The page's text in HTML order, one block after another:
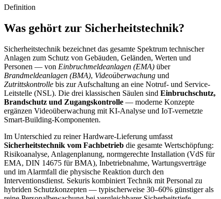
Definition
Was gehört zur Sicherheitstechnik?
Sicherheitstechnik bezeichnet das gesamte Spektrum technischer
Anlagen zum Schutz von Gebäuden, Geländen, Werten und
Personen — von Einbruchmeldeanlagen (EMA) über
Brandmeldeanlagen (BMA), Videoüberwachung und
Zutrittskontrolle bis zur Aufschaltung an eine Notruf- und Service-
Leitstelle (NSL). Die drei klassischen Säulen sind Einbruchschutz,
Brandschutz und Zugangskontrolle — moderne Konzepte
ergänzen Videoüberwachung mit KI-Analyse und IoT-vernetzte
Smart-Building-Komponenten.
Im Unterschied zu reiner Hardware-Lieferung umfasst
Sicherheitstechnik vom Fachbetrieb die gesamte Wertschöpfung:
Risikoanalyse, Anlagenplanung, normgerechte Installation (VdS für
EMA, DIN 14675 für BMA), Inbetriebnahme, Wartungsverträge
und im Alarmfall die physische Reaktion durch den
Interventionsdienst. Sekuris kombiniert Technik mit Personal zu
hybriden Schutzkonzepten — typischerweise 30–60% günstiger als